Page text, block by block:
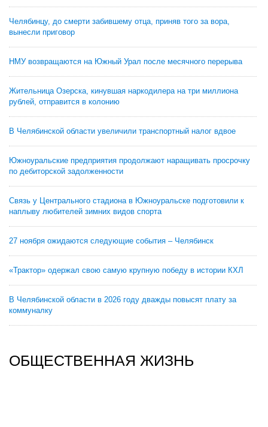
Челябинцу, до смерти забившему отца, приняв того за вора,
вынесли приговор
НМУ возвращаются на Южный Урал после месячного перерыва
Жительница Озерска, кинувшая наркодилера на три миллиона
рублей, отправится в колонию
В Челябинской области увеличили транспортный налог вдвое
Южноуральские предприятия продолжают наращивать просрочку
по дебиторской задолженности
Связь у Центрального стадиона в Южноуральске подготовили к
наплыву любителей зимних видов спорта
27 ноября ожидаются следующие события – Челябинск
«Трактор» одержал свою самую крупную победу в истории КХЛ
В Челябинской области в 2026 году дважды повысят плату за
коммуналку
ОБЩЕСТВЕННАЯ ЖИЗНЬ